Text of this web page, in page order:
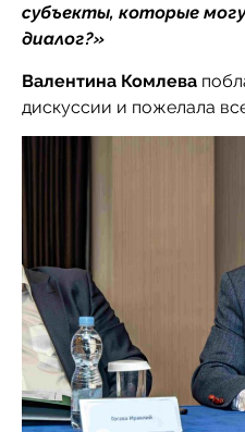
субъекты, которые
диалог?»
Валентина Комлева
дискуссии и пожелала